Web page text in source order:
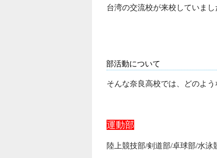
台湾の交流校が来校していまし
部活動について
そんな奈良高校では、どのよ
運動部
陸上競技部/剣道部/卓球部/水泳